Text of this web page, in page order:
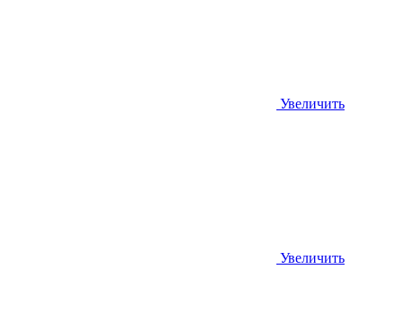
Увеличить
Увеличить